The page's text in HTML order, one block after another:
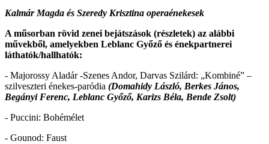
Kalmár Magda és Szeredy Krisztina operaénekesek
A műsorban rövid zenei bejátszások (részletek) az alábbi
művekből, amelyekben Leblanc Győző és énekpartnerei
láthatók/hallhatók:
- Majorossy Aladár -Szenes Andor, Darvas Szilárd: „Kombiné” –
szilveszteri énekes-paródia (Domahidy László, Berkes János,
Begányi Ferenc, Leblanc Győző, Karizs Béla, Bende Zsolt)
- Puccini: Bohémélet
- Gounod: Faust